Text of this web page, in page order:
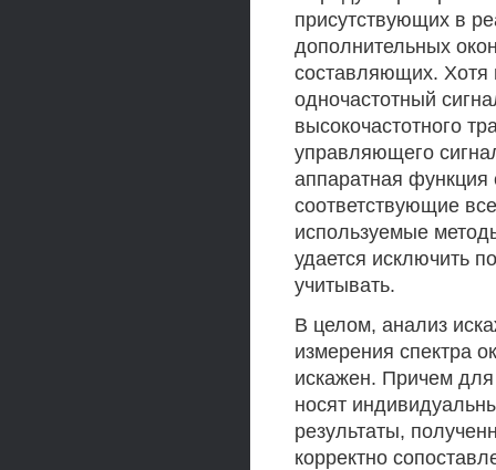
присутствующих в
дополнительных
составляющих.
одночастотный
высокочастотного
управляющего
аппаратная
соответствующие
используемые
удается исключить
учитывать.
В целом, анализ
измерения спектра
искажен. Причем
носят
результаты,
корректно